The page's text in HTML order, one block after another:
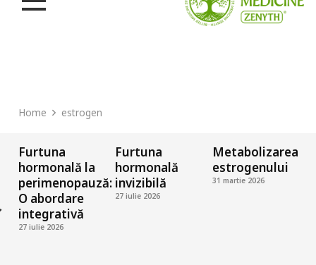
Home estrogen
Furtuna
hormonală la
perimenopauză:
O abordare
integrativă
27 iulie 2026
Furtuna
hormonală
invizibilă
27 iulie 2026
Metabolizarea
estrogenului
31 martie 2026